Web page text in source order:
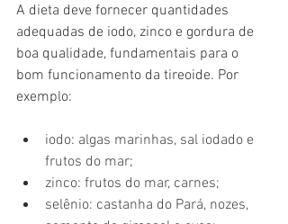
A dieta deve fornecer quantidades
adequadas de iodo, zinco e gordura de
boa qualidade, fundamentais para o
bom funcionamento da tireoide. Por
exemplo:
iodo: algas marinhas, sal iodado e
frutos do mar;
zinco: frutos do mar, carnes;
selênio: castanha do Pará, nozes,